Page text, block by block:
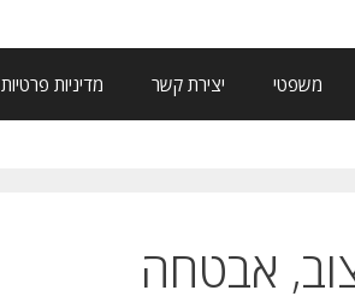
משפטי יצירת קשר מדיניות פרטיות
אבטחה